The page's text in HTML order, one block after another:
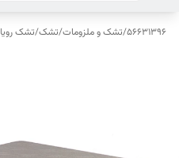
56631396
/تشک و ملزومات/تشک/تشک